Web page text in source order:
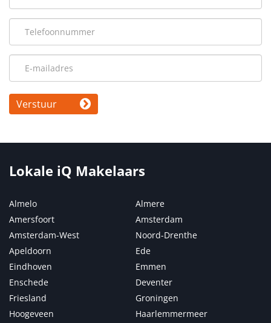
Verstuur
Lokale iQ Makelaars
Almelo
Almere
Amersfoort
Amsterdam
Amsterdam-West
Noord-Drenthe
Apeldoorn
Ede
Eindhoven
Emmen
Enschede
Deventer
Friesland
Groningen
Hoogeveen
Haarlemmermeer